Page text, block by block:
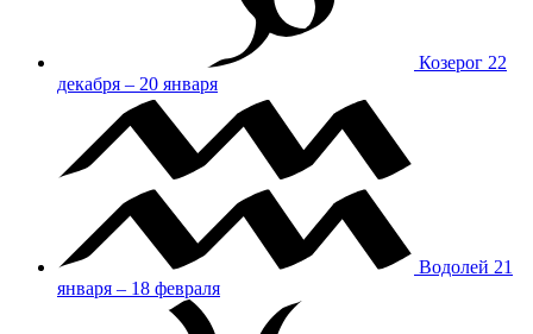
Козерог 22
декабря – 20 января
Водолей 21
января – 18 февраля